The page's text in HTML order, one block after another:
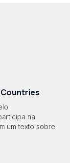
Countries
na
um texto sobre